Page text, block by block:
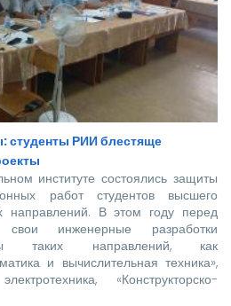
студенты РИИ блестяще
институте состоялись защиты
работ студентов высшего
направлений. В этом году перед
инженерные разработки
таких направлений, как
и вычислительная техника»,
«Конструкторско-
машиностроительных